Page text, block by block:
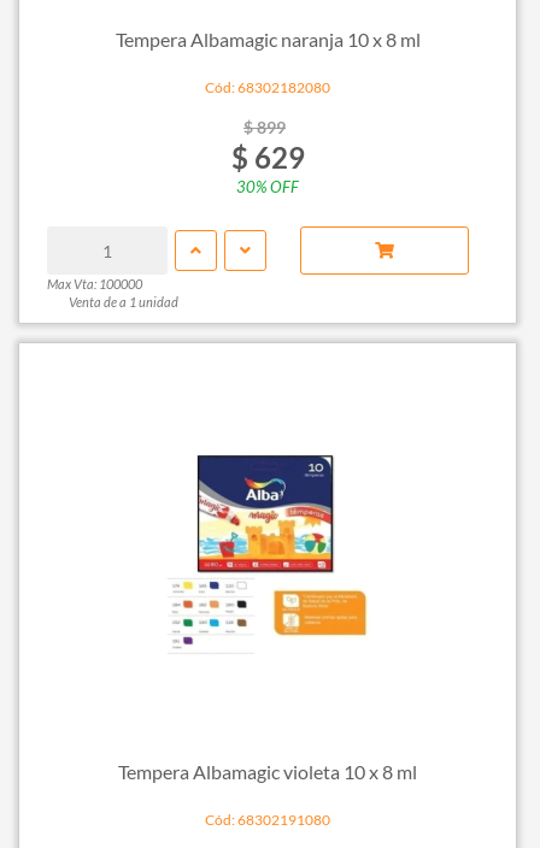
Tempera Albamagic naranja 10 x 8 ml
Cód: 68302182080
$ 899
$ 629
30% OFF
Max Vta: 100000
Venta de a 1 unidad
Tempera Albamagic violeta 10 x 8 ml
Cód: 68302191080